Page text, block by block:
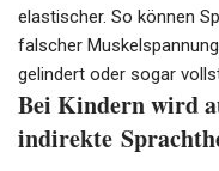
elastischer. So können
falscher Muskelspannung
gelindert oder sogar
Bei Kindern wird
indirekte